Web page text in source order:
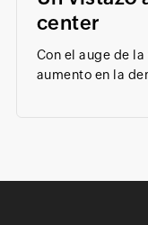
center
Con el auge de
aumento en la